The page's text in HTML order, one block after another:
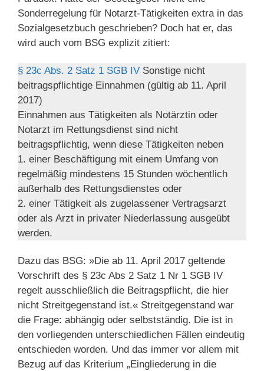
Sonderregelung für Notarzt-Tätigkeiten extra in das
Sozialgesetzbuch geschrieben? Doch hat er, das
wird auch vom BSG explizit zitiert:
§ 23c Abs. 2 Satz 1 SGB IV Sonstige nicht
beitragspflichtige Einnahmen (gültig ab 11. April
2017)
Einnahmen aus Tätigkeiten als Notärztin oder
Notarzt im Rettungsdienst sind nicht
beitragspflichtig, wenn diese Tätigkeiten neben
1. einer Beschäftigung mit einem Umfang von
regelmäßig mindestens 15 Stunden wöchentlich
außerhalb des Rettungsdienstes oder
2. einer Tätigkeit als zugelassener Vertragsarzt
oder als Arzt in privater Niederlassung ausgeübt
werden.
Dazu das BSG: »Die ab 11. April 2017 geltende
Vorschrift des § 23c Abs 2 Satz 1 Nr 1 SGB IV
regelt ausschließlich die Beitragspflicht, die hier
nicht Streitgegenstand ist.« Streitgegenstand war
die Frage: abhängig oder selbstständig. Die ist in
den vorliegenden unterschiedlichen Fällen eindeutig
entschieden worden. Und das immer vor allem mit
Bezug auf das Kriterium „Eingliederung in die